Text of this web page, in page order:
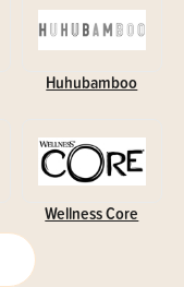
Huhubamboo
Wellness Core